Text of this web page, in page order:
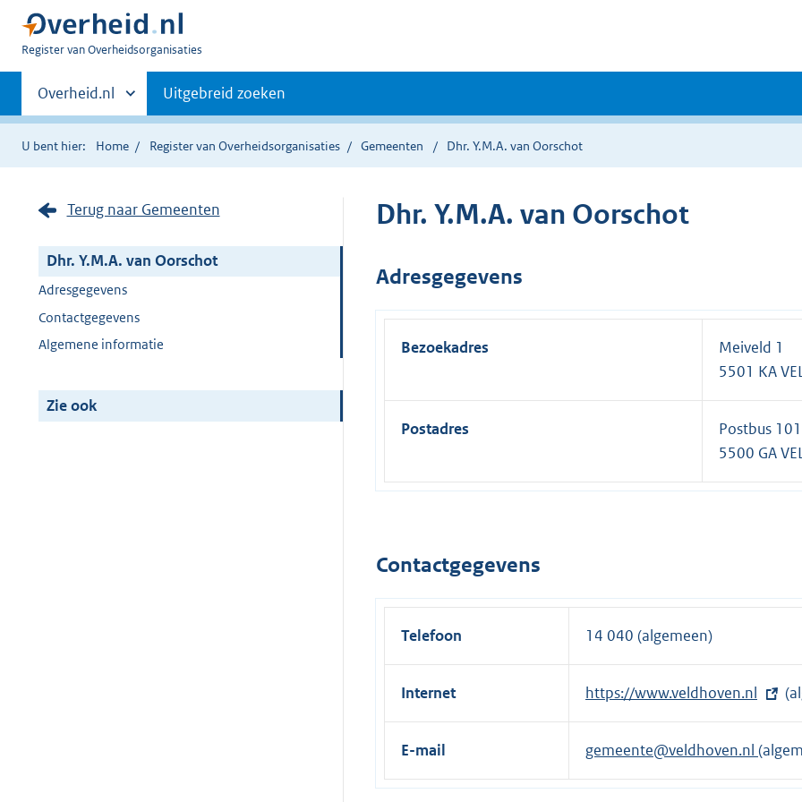
U
Register van Overheidsorganisaties
Primaire
navigatie
Andere
sites
binnen
Overheid.nl Uitgebreid zoeken
U bent hier: Home Register van Overheidsorganisaties Gemeenten Dhr. Y.M.A. van Oorschot
Terug naar Gemeenten
Dhr. Y.M.A. van Oorschot
Adresgegevens
Contactgegevens
Algemene informatie
Zie ook
Dhr. Y.M.A. van Oorschot
Adresgegevens
Bezoekadres
Meiveld 1
5501 KA
Postadres
Postbus
5500 GA
Contactgegevens
Telefoon 14 040 (algemeen)
Internet
E
x
e
r
https://www.veldhoven.nl
E-mail gemeente@veldhoven.nl